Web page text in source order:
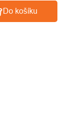
Do košíku